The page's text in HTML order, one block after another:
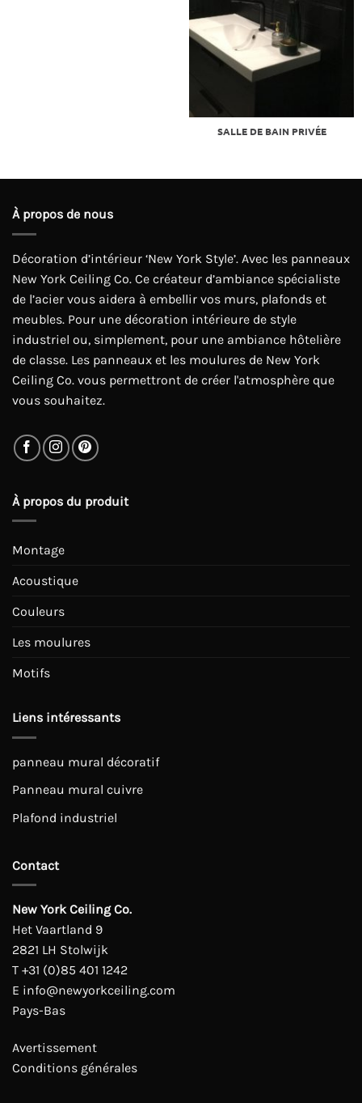
SALLE DE BAIN PRIVÉE
À propos de nous
Décoration d’intérieur ‘New York Style’. Avec les panneaux
New York Ceiling Co. Ce créateur d’ambiance spécialiste
de l’acier vous aidera à embellir vos murs, plafonds et
meubles. Pour une décoration intérieure de style
industriel ou, simplement, pour une ambiance hôtelière
de classe. Les panneaux et les moulures de New York
Ceiling Co. vous permettront de créer l'atmosphère que
vous souhaitez.
À propos du produit
Montage
Acoustique
Couleurs
Les moulures
Motifs
Liens intéressants
panneau mural décoratif
Panneau mural cuivre
Plafond industriel
Contact
New York Ceiling Co.
Het Vaartland 9
2821 LH Stolwijk
T +31 (0)85 401 1242
E info@newyorkceiling.com
Pays-Bas
Avertissement
Conditions générales